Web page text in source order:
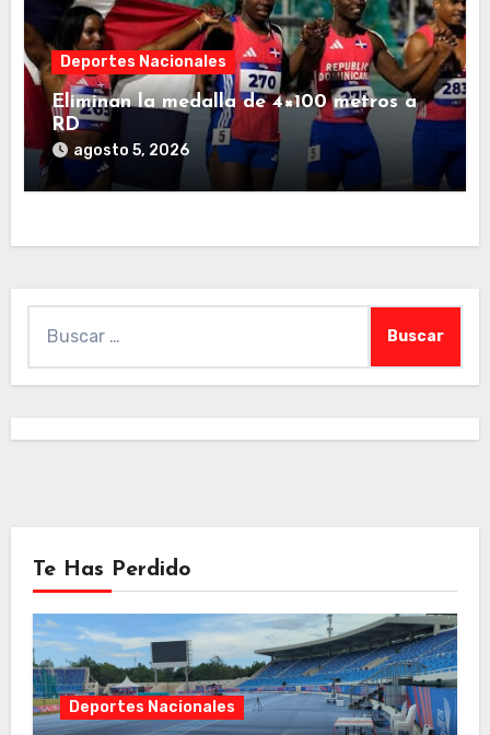
Deportes Nacionales
Eliminan la medalla de 4×100 metros a
RD
agosto 5, 2026
Te Has Perdido
Deportes Nacionales